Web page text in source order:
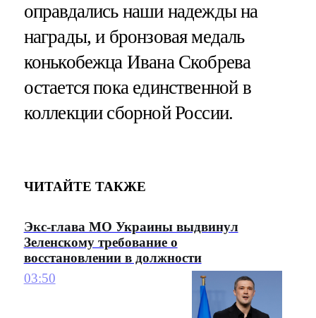
оправдались наши надежды на
награды, и бронзовая медаль
конькобежца Ивана Скобрева
остается пока единственной в
коллекции сборной России.
ЧИТАЙТЕ ТАКЖЕ
Экс-глава МО Украины выдвинул
Зеленскому требование о
восстановлении в должности
03:50